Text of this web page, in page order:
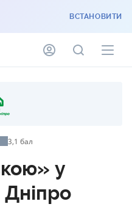
ВСТАНОВИТИ
3,1 бал
у